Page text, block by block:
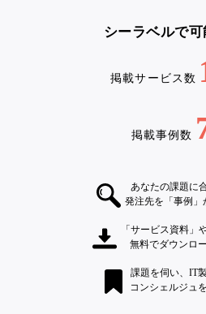
シーラベルで可
掲載サービス数
掲載事例数
あなたの課題に
発注先を「事例」
「サービス資料」
無料でダウンロ
課題を伺い、IT
コンシェルジュ